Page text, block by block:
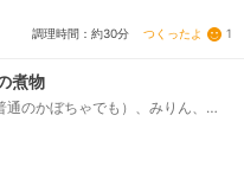
調理時間：約30分 つくったよ 1
煮物
のかぼちゃでも）、みりん、
醤油